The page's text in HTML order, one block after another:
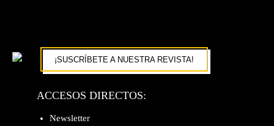
¡SUSCRÍBETE A NUESTRA REVISTA!
ACCESOS DIRECTOS:
Newsletter